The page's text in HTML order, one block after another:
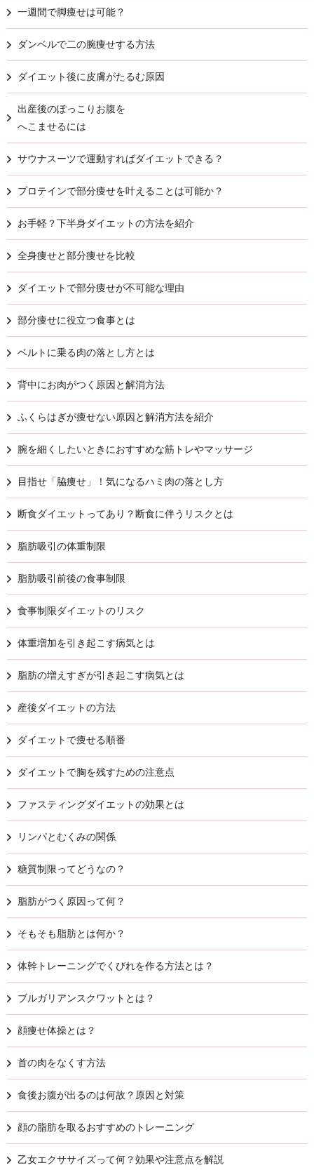
一週間で脚痩せは可能？
ダンベルで二の腕痩せする方法
ダイエット後に皮膚がたるむ原因
出産後のぽっこりお腹を
へこませるには
サウナスーツで運動すればダイエットできる？
プロテインで部分痩せを叶えることは可能か？
お手軽？下半身ダイエットの方法を紹介
全身痩せと部分痩せを比較
ダイエットで部分痩せが不可能な理由
部分痩せに役立つ食事とは
ベルトに乗る肉の落とし方とは
背中にお肉がつく原因と解消方法
ふくらはぎが痩せない原因と解消方法を紹介
腕を細くしたいときにおすすめな筋トレやマッサージ
目指せ「脇痩せ」！気になるハミ肉の落とし方
断食ダイエットってあり？断食に伴うリスクとは
脂肪吸引の体重制限
脂肪吸引前後の食事制限
食事制限ダイエットのリスク
体重増加を引き起こす病気とは
脂肪の増えすぎが引き起こす病気とは
産後ダイエットの方法
ダイエットで痩せる順番
ダイエットで胸を残すための注意点
ファスティングダイエットの効果とは
リンパとむくみの関係
糖質制限ってどうなの？
脂肪がつく原因って何？
そもそも脂肪とは何か？
体幹トレーニングでくびれを作る方法とは？
ブルガリアンスクワットとは？
顔痩せ体操とは？
首の肉をなくす方法
食後お腹が出るのは何故？原因と対策
顔の脂肪を取るおすすめのトレーニング
乙女エクササイズって何？効果や注意点を解説